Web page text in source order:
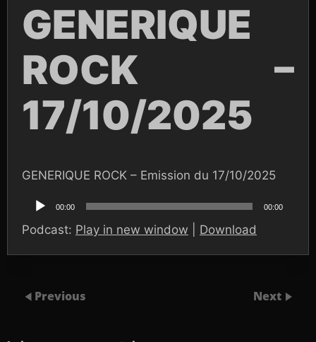
GENERIQUE
ROCK –
17/10/2025
GENERIQUE ROCK – Emission du 17/10/2025
audio
00:00 00:00
Podcast: Play in new window Download
Previous Next